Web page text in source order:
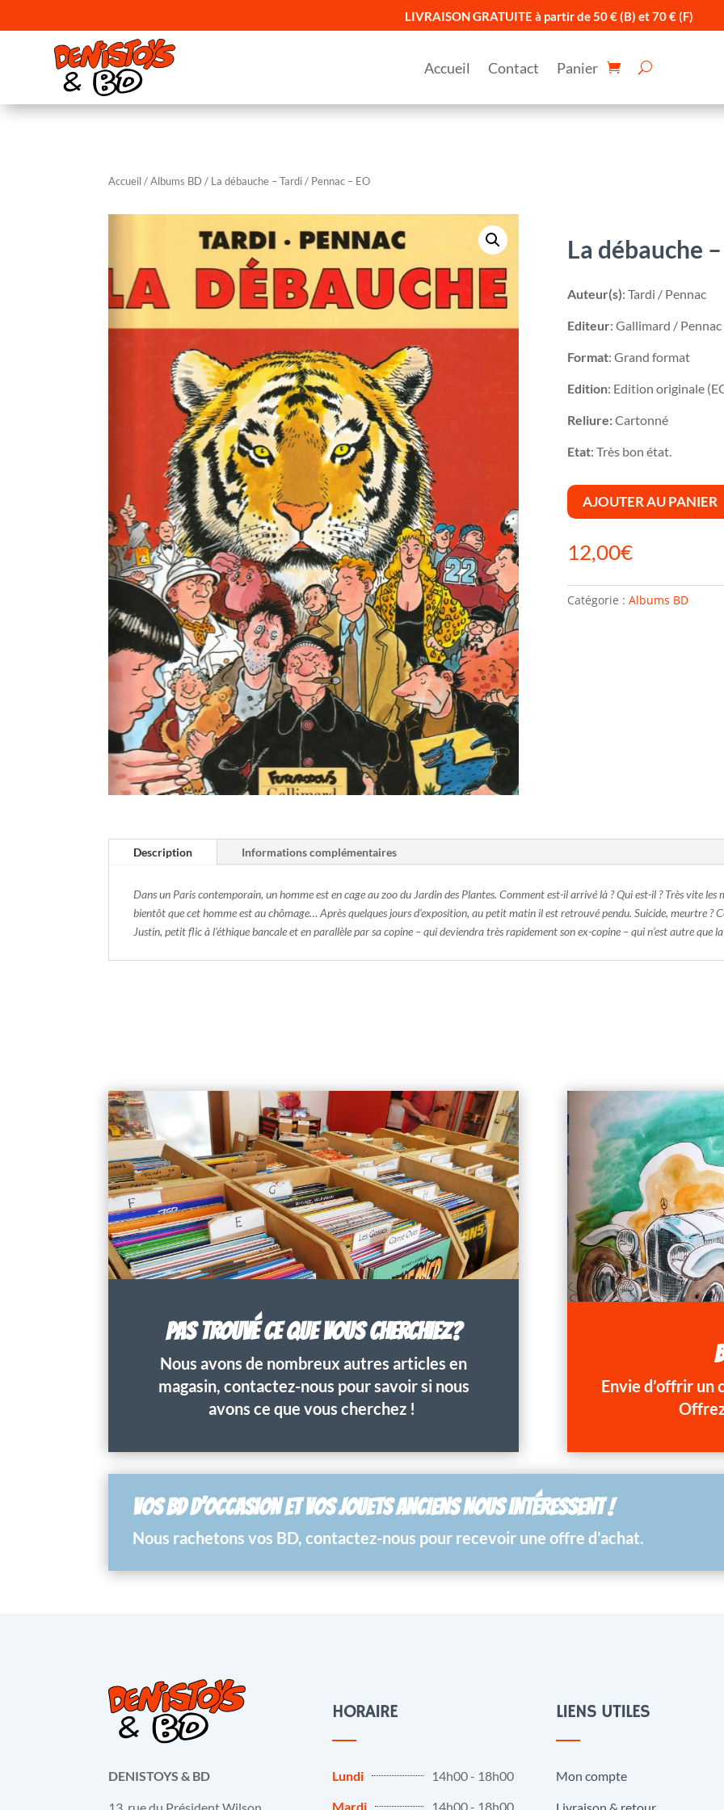
LIVRAISON GRATUITE à partir de 50 € (B) et 70 € (F)
Accueil Contact Panier
Accueil/Albums BD / La débauche – Tardi / Pennac – EO
La débauche
Auteur(s): Tardi / Pennac
Editeur: Gallimard / Pennac
Format: Grand format
Edition: Edition originale
Reliure:Cartonné
Etat: Très bon état.
AJOUTER AU PANIER
12,00€
Catégorie : Albums BD
Description Informations complémentaires
Dans un Paris contemporain, un homme est en cage au zoo du Jardin des Plantes. Comment est-il arrivé là ? Qui est-il ? Très vite les
bientôt que cet homme est au chômage… Après quelques jours d’exposition, au petit matin il est retrouvé pendu. Suicide, meurtre ?
Justin, petit flic à l’éthique bancale et en parallèle par sa copine – qui deviendra très rapidement son ex-copine – qui n’est autre que
PAS TROUVÉ CE QUE VOUS CHERCHIEZ?
Nous avons de nombreux autres articles en
magasin, contactez-nous pour savoir si nous
avons ce que vous cherchez !
Envie d’offrir un
VOS BD D’OCCASION ET VOS JOUETS ANCIENS NOUS INTÉRESSENT !
Nous rachetons vos BD, contactez-nous pour recevoir une offre d’achat.
DENISTOYS & BD
HORAIRE
Lundi
14h00 - 18h00
Mardi
14h00 - 18h00
LIENS UTILES
Mon compte